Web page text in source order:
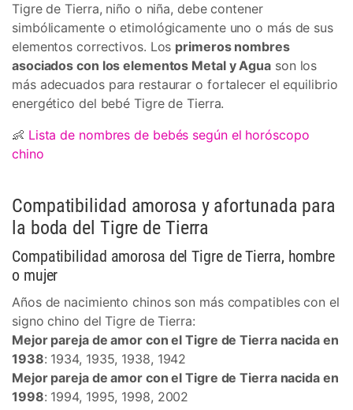
Tigre de Tierra, niño o niña, debe contener
simbólicamente o etimológicamente uno o más de sus
elementos correctivos. Los primeros nombres
asociados con los elementos Metal y Agua son los
más adecuados para restaurar o fortalecer el equilibrio
energético del bebé Tigre de Tierra.
👶 Lista de nombres de bebés según el horóscopo
chino
Compatibilidad amorosa y afortunada para
la boda del Tigre de Tierra
Compatibilidad amorosa del Tigre de Tierra, hombre
o mujer
Años de nacimiento chinos son más compatibles con el
signo chino del Tigre de Tierra:
Mejor pareja de amor con el Tigre de Tierra nacida en
1938: 1934, 1935, 1938, 1942
Mejor pareja de amor con el Tigre de Tierra nacida en
1998: 1994, 1995, 1998, 2002